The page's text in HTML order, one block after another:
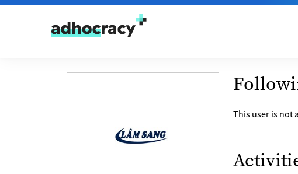
Skip to content
User profile of
This user is not
List of